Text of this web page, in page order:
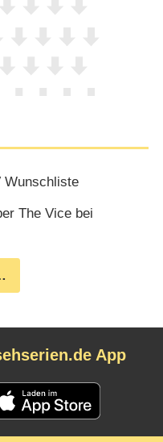
Wunschliste
The Vice bei
App